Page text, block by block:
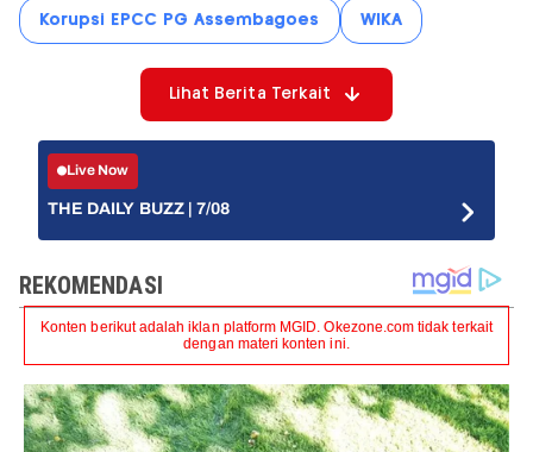
Korupsi EPCC PG Assembagoes WIKA
Lihat Berita Terkait
Live Now
THE DAILY BUZZ | 7/08